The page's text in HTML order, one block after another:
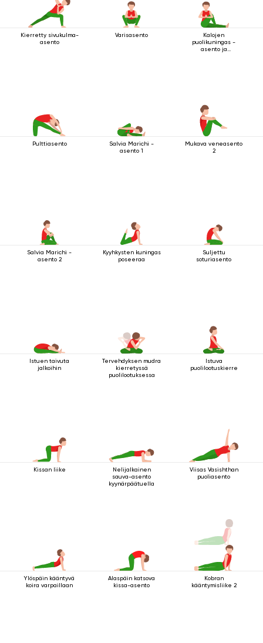
Kierretty sivukulma-
asento
Varisasento
Kalojen
puolikuningas -
asento ja
Pulttiasento
Salvia Marichi -
asento 1
Mukava veneasento
2
Salvia Marichi -
asento 2
Kyyhkysten kuningas
poseeraa
Suljettu
soturiasento
Istuen taivuta
jalkoihin
Tervehdyksen mudra
kierretyssä
puolilootuksessa
Istuva
puolilootuskierre
Kissan liike
Nelijalkainen
sauva-asento
kyynärpäätuella
Viisas Vasishthan
puoliasento
Ylöspäin kääntyvä
koira varpaillaan
Alaspäin katsova
kissa-asento
Kobran
kääntymisliike 2